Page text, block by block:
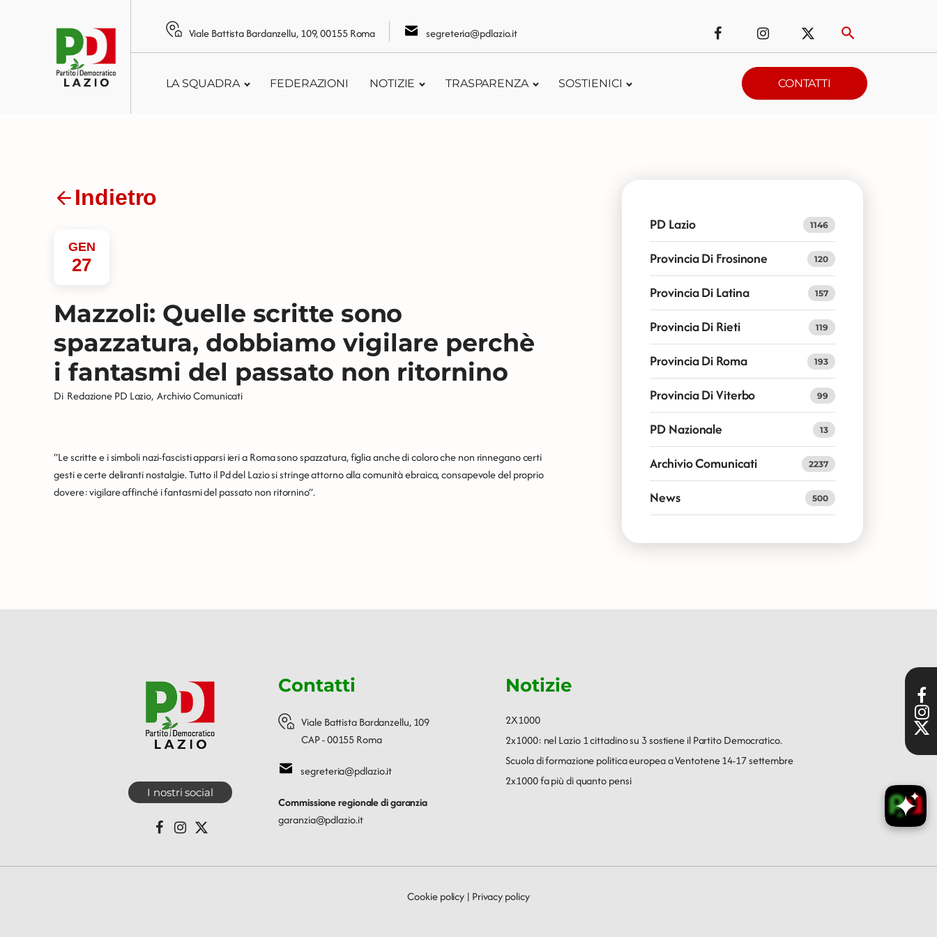
Viale Battista Bardanzellu, 109, 00155 Roma segreteria@pdlazio.it
LA SQUADRA FEDERAZIONI NOTIZIE TRASPARENZA SOSTIENICI CONTATTI
Indietro
GEN
27
Mazzoli: Quelle scritte sono
spazzatura, dobbiamo vigilare perchè
i fantasmi del passato non ritornino
Di Redazione PD Lazio, Archivio Comunicati
“Le scritte e i simboli nazi-fascisti apparsi ieri a Roma sono spazzatura, figlia anche di coloro che non rinnegano certi
gesti e certe deliranti nostalgie. Tutto il Pd del Lazio si stringe attorno alla comunità ebraica, consapevole del proprio
dovere: vigilare affinché i fantasmi del passato non ritornino”.
PD Lazio 1146
Provincia Di Frosinone 120
Provincia Di Latina 157
Provincia Di Rieti 119
Provincia Di Roma 193
Provincia Di Viterbo 99
PD Nazionale 13
Archivio Comunicati 2237
News 500
I nostri social
Contatti
Viale Battista Bardanzellu, 109
CAP - 00155 Roma
segreteria@pdlazio.it
Commissione regionale di garanzia
garanzia@pdlazio.it
Notizie
2X1000
2x1000: nel Lazio 1 cittadino su 3 sostiene il Partito Democratico.
Scuola di formazione politica europea a Ventotene 14-17 settembre
2x1000 fa più di quanto pensi
Cookie policy | Privacy policy